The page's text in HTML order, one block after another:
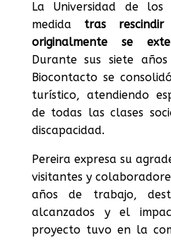
La Universidad de los
medida tras
originalmente se
Durante sus siete
Biocontacto se
turístico, atendiendo
de todas las clases
discapacidad.
Pereira expresa su
visitantes y
años de trabajo,
alcanzados y el
proyecto tuvo en la